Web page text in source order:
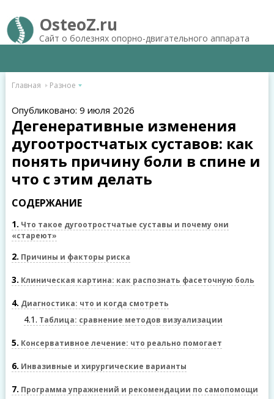
OsteoZ.ru
Сайт о болезнях опорно-двигательного аппарата
Главная Разное
Опубликовано: 9 июля 2026
Дегенеративные изменения
дугоотростчатых суставов: как
понять причину боли в спине и
что с этим делать
СОДЕРЖАНИЕ
1 Что такое дугоотростчатые суставы и почему они
«стареют»
2 Причины и факторы риска
3 Клиническая картина: как распознать фасеточную боль
4 Диагностика: что и когда смотреть
4.1 Таблица: сравнение методов визуализации
5 Консервативное лечение: что реально помогает
6 Инвазивные и хирургические варианты
7 Программа упражнений и рекомендации по самопомощи